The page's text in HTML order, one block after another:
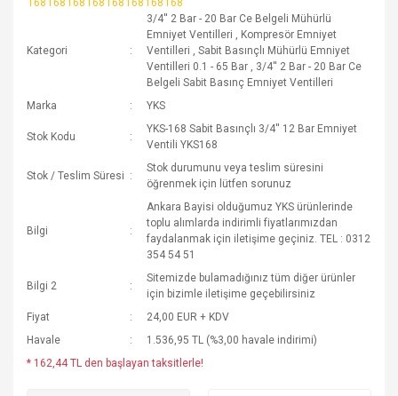
Kategori
3/4'' 2 Bar - 20 Bar Ce Belgeli Mühürlü
Emniyet Ventilleri , Kompresör Emniyet
Ventilleri ,Sabit Basınçlı Mühürlü Emniyet
Ventilleri 0.1 - 65 Bar , 3/4'' 2 Bar - 20 Bar Ce
Belgeli Sabit Basınç Emniyet Ventilleri
Marka
YKS
Stok Kodu
YKS-168 Sabit Basınçlı 3/4'' 12 Bar Emniyet
Ventili YKS168
Stok / Teslim Süresi
Stok durumunu veya teslim süresini
öğrenmek için lütfen sorunuz
Bilgi
Ankara Bayisi olduğumuz YKS ürünlerinde
toplu alımlarda indirimli fiyatlarımızdan
faydalanmak için iletişime geçiniz. TEL : 0312
354 54 51
Bilgi 2
Sitemizde bulamadığınız tüm diğer ürünler
için bizimle iletişime geçebilirsiniz
Fiyat
24,00 EUR + KDV
Havale
1.536,95 TL (%3,00 havale indirimi)
* 162,44 TL den başlayan taksitlerle!